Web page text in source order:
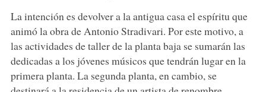
La intención es devolver a la antigua casa el espíritu que
animó la obra de Antonio Stradivari. Por este motivo, a
las actividades de taller de la planta baja se sumarán las
dedicadas a los jóvenes músicos que tendrán lugar en la
primera planta. La segunda planta, en cambio, se